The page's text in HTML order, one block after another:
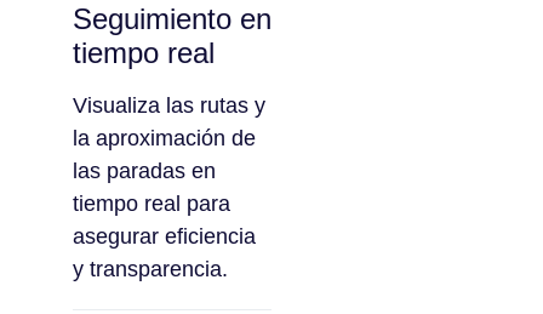
Seguimiento en
tiempo real
Visualiza las rutas y
la aproximación de
las paradas en
tiempo real para
asegurar eficiencia
y transparencia.